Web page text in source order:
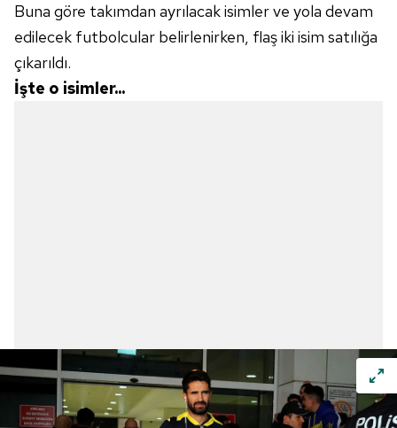
Buna göre takımdan ayrılacak isimler ve yola devam
edilecek futbolcular belirlenirken, flaş iki isim satılığa
çıkarıldı.
İşte o isimler...